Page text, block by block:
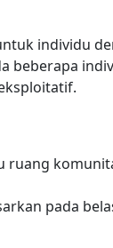
individu
beberapa
ruang
pada